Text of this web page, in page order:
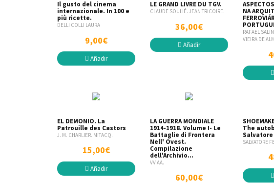
Il gusto del cinema
internazionale. In 100 e
più ricette.
DELLI COLLI LAURA
9,00€
Añadir
LE GRAND LIVRE DU TGV.
CLAUDE SOULIÉ. JEAN TRICOIRE.
36,00€
Añadir
NA
RAFAEL
VIEIRA DE
EL DEMONIO. La
Patrouille des Castors
J. M. CHARLIER. MITACQ.
15,00€
Añadir
LA GUERRA MONDIALE
1914-1918. Volume I- Le
Battaglie di Frontera
Nell' Ovest.
Compilazione
dell'Archivio...
VV.AA.
60,00€
The
Salvatore
SALVATORE